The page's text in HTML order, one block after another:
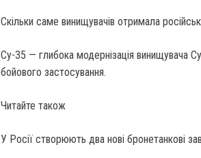
Скільки саме винищувачів отримала
Су-35 — глибока модернізація винищувача
бойового застосування.
Читайте також
У Росії створюють два нові бронетанкові